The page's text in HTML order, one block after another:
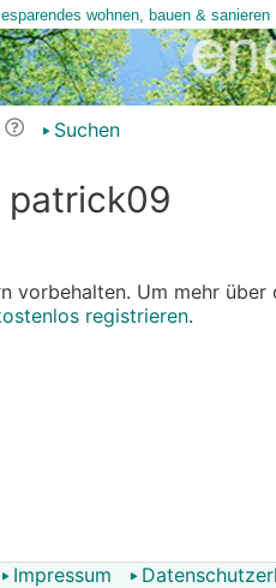
Suchen
patrick09
vorbehalten. Um mehr
registrieren.
Impressum